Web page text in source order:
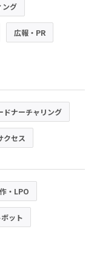
ング
広報・PR
ドナーチャリング
クセス
・LPO
ット